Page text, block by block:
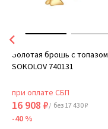
Золотая брошь с топазом
SOKOLOV 740131
при оплате СБП
16 908 ₽/ без 17 430 ₽
-40 %